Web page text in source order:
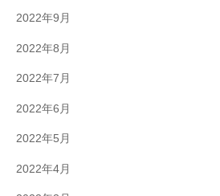
2022年9月
2022年8月
2022年7月
2022年6月
2022年5月
2022年4月